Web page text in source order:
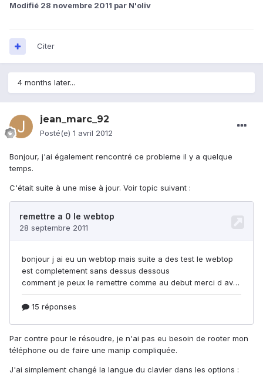
Modifié 28 novembre 2011 par N'oliv
Citer
4 months later...
jean_marc_92
Posté(e) 1 avril 2012
Bonjour, j'ai également rencontré ce probleme il y a quelque
temps.
C'était suite à une mise à jour. Voir topic suivant :
Par contre pour le résoudre, je n'ai pas eu besoin de rooter mon
téléphone ou de faire une manip compliquée.
J'ai simplement changé la langue du clavier dans les options :